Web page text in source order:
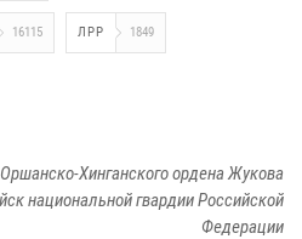
16115 ЛРР 1849
Хинганского ордена Жукова
национальной гвардии Российской
Федерации